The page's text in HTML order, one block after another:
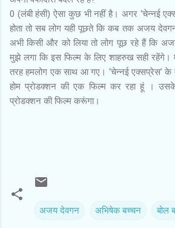
0 (लंबी हंसी) ऐसा कुछ भी नहीं है। अगर ‘चेन्नई
होता तो सब लोग यही पूछते कि कब तक अजय
अभी किसी और को लिया तो लोग पूछ रहे हैं कि
मुझे लगा कि इस फिल्म के लिए शाहरुख सही रहेंगे।
तरह हमलोग एक साथ आ गए। ‘चेन्नई एक्सप्रेस’
होम प्रोडक्शन की एक फिल्म कर रहा हूं ।
प्रोडक्शन की फिल्म करूंगा।
अजय देवगन अभिषेक बच्‍चन बोल